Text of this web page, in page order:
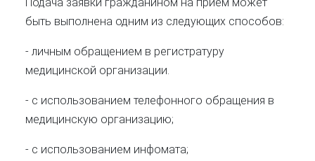
быть выполнена одним из следующих способов:
- личным обращением в регистратуру
медицинской организации.
- с использованием телефонного обращения в
медицинскую организацию;
- с использованием инфомата;